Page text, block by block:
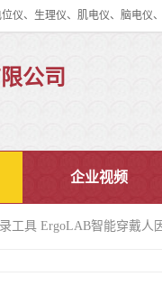
公司
企业视频
工具 ErgoLAB智能穿戴人